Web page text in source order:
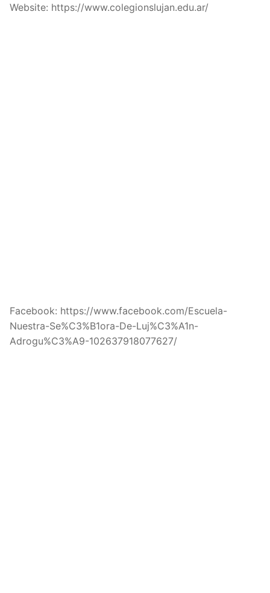
Website: https://www.colegionslujan.edu.ar/
Facebook: https://www.facebook.com/Escuela-
Nuestra-Se%C3%B1ora-De-Luj%C3%A1n-
Adrogu%C3%A9-102637918077627/